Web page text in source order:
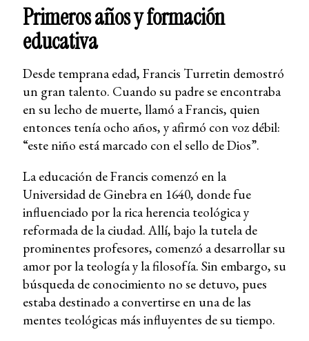
Primeros años y formación
educativa
Desde temprana edad, Francis Turretin demostró
un gran talento. Cuando su padre se encontraba
en su lecho de muerte, llamó a Francis, quien
entonces tenía ocho años, y afirmó con voz débil:
“este niño está marcado con el sello de Dios”.
La educación de Francis comenzó en la
Universidad de Ginebra en 1640, donde fue
influenciado por la rica herencia teológica y
reformada de la ciudad. Allí, bajo la tutela de
prominentes profesores, comenzó a desarrollar su
amor por la teología y la filosofía. Sin embargo, su
búsqueda de conocimiento no se detuvo, pues
estaba destinado a convertirse en una de las
mentes teológicas más influyentes de su tiempo.